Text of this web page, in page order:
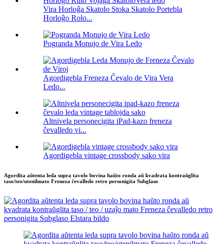
Vira Horloĝa Skatolo Stoka Skatolo Portebla
Horloĝo Rolo...
Pogranda Monujo de Vira Ledo
Agordigebla Freneza Ĉevalo de Vira Vera
Ledo...
Altnivela personecigita iPad-kazo freneza
ĉevalledo vi...
Agordigebla vintage crossbody sako vira
Agordita aŭtenta leda supra tavolo bovina haŭto ronda aŭ kvadrata kontraŭglita
taso/teo/utenilmato Freneza ĉevalledo retro personigita Subglaso